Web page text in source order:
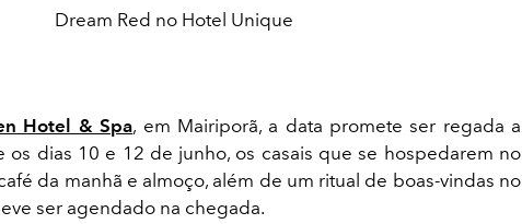
Dream Red no Hotel Unique
Hotel & Spa, em Mairiporã, a data promete ser regada a
os dias 10 e 12 de junho, os casais que se hospedarem no
da manhã e almoço, além de um ritual de boas-vindas no
ser agendado na chegada.